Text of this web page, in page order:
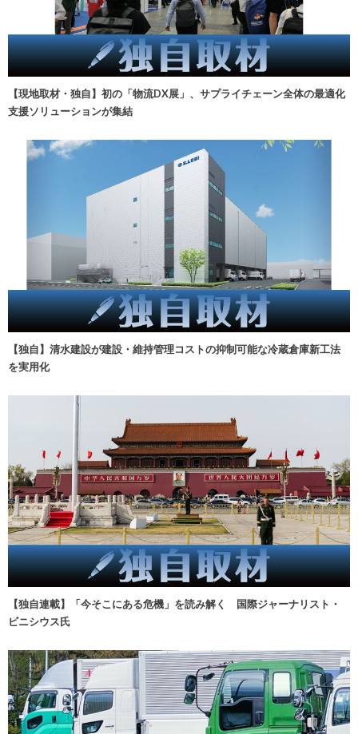
【現地取材・独自】初の「物流DX展」、サプライチェーン全体の最適化
支援ソリューションが集結
【独自】清水建設が建設・維持管理コストの抑制可能な冷蔵倉庫新工法
を実用化
【独自連載】「今そこにある危機」を読み解く 国際ジャーナリスト・
ビニシウス氏